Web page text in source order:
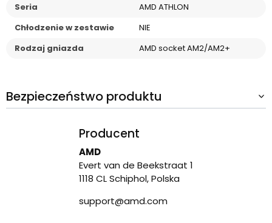
Seria
AMD ATHLON
Chłodzenie w zestawie
NIE
Rodzaj gniazda
AMD socket AM2/AM2+
Bezpieczeństwo produktu
Producent
AMD
Evert van de Beekstraat 1
1118 CL Schiphol, Polska
support@amd.com